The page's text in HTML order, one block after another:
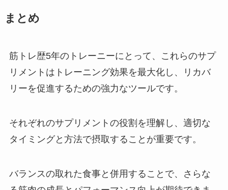
まとめ
筋トレ歴5年のトレーニーにとって、これらのサプ
リメントはトレーニング効果を最大化し、リカバ
リーを促進するための強力なツールです。
それぞれのサプリメントの役割を理解し、適切な
タイミングと方法で摂取することが重要です。
バランスの取れた食事と併用することで、さらな